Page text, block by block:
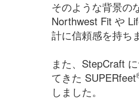
そのような背景の
Northwest Fit や
計に信頼感を持ち
また、StepCraft
てきた SUPERfeet
しました。